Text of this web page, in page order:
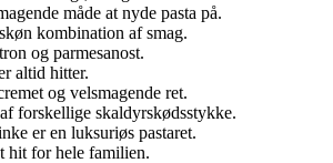
måde at nyde pasta på.
kombination af smag.
og parmesanost.
altid hitter.
og velsmagende ret.
forskellige skaldyrskødsstykke.
er en luksuriøs pastaret.
hit for hele familien.